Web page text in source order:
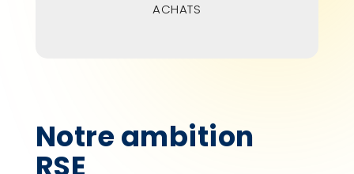
ACHATS
Notre ambition